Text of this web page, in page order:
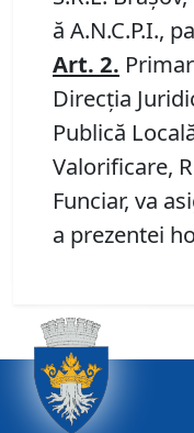
ă A.N.C.P.I.,
Art. 2.
Direcția
Publică
Valorificare,
Funciar, va
a prezentei